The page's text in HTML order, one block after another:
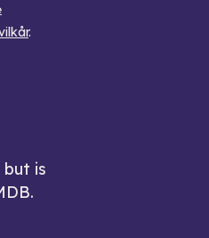
.
but is